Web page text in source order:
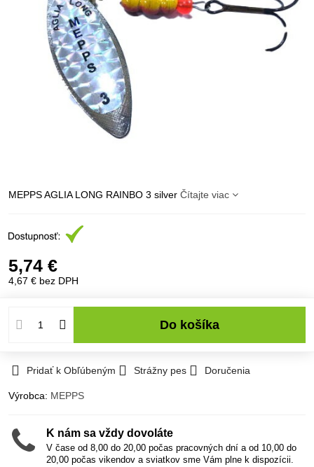
MEPPS AGLIA LONG RAINBO 3 silver Čítajte viac
5,74 €
4,67 € bez DPH
Do košíka
Pridať k Obľúbeným Strážny pes Doručenia
Výrobca: MEPPS
K nám sa vždy dovoláte
V čase od 8,00 do 20,00 počas pracovných dní a od 10,00 do
20,00 počas vikendov a sviatkov sme Vám plne k dispozícii.